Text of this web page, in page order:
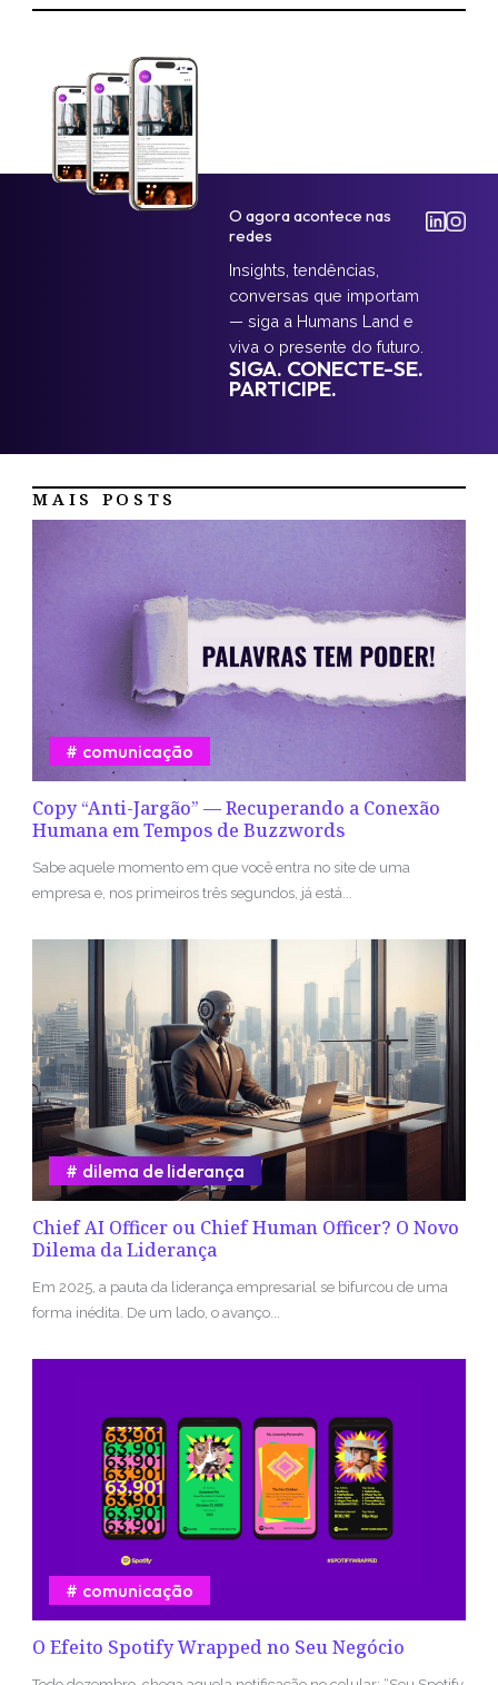
O agora acontece nas
redes
Insights, tendências,
conversas que importam
— siga a Humans Land e
viva o presente do futuro.
SIGA. CONECTE-SE.
PARTICIPE.
MAIS POSTS
Copy “Anti-Jargão” — Recuperando a Conexão
Humana em Tempos de Buzzwords
comunicação
Sabe aquele momento em que você entra no site de uma
empresa e, nos primeiros três segundos, já está...
Chief AI Officer ou Chief Human Officer? O Novo
Dilema da Liderança
dilema de liderança
Em 2025, a pauta da liderança empresarial se bifurcou de uma
forma inédita. De um lado, o avanço...
O Efeito Spotify Wrapped no Seu Negócio
comunicação